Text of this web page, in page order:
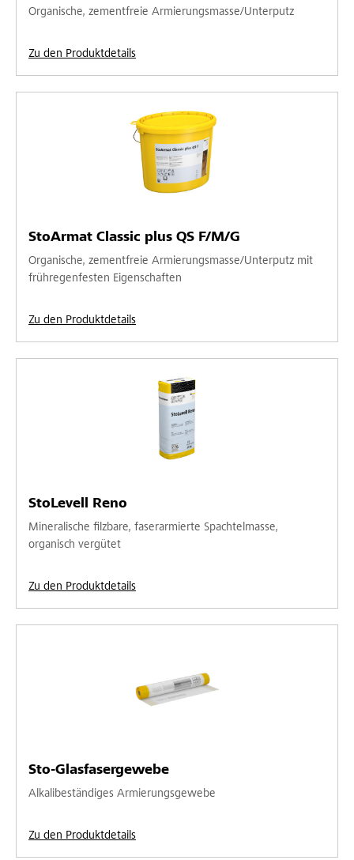
Organische, zementfreie Armierungsmasse/Unterputz
Zu den Produktdetails
StoArmat Classic plus QS F/M/G
Organische, zementfreie Armierungsmasse/Unterputz mit
frühregenfesten Eigenschaften
Zu den Produktdetails
StoLevell Reno
Mineralische filzbare, faserarmierte Spachtelmasse,
organisch vergütet
Zu den Produktdetails
Sto-Glasfasergewebe
Alkalibeständiges Armierungsgewebe
Zu den Produktdetails